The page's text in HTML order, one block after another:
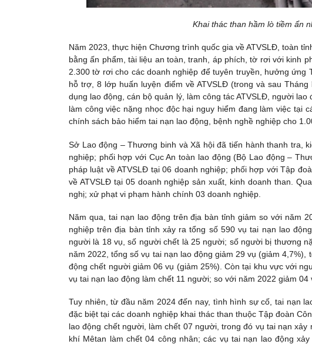
Khai thác than hầm lò tiềm ẩn
Năm 2023, thực hiện Chương trình quốc gia về ATVSLĐ, toàn
bằng ấn phẩm, tài liệu an toàn, tranh, áp phích, tờ rơi với kinh
2.300 tờ rơi cho các doanh nghiệp để tuyên truyền, hưởng
hỗ trợ, 8 lớp huấn luyện điểm về ATVSLĐ (trong và sau
dụng lao động, cán bộ quản lý, làm công tác ATVSLĐ, người
làm công việc nặng nhọc độc hại nguy hiểm đang làm việc tại
chính sách bảo hiểm tai nạn lao động, bệnh nghề nghiệp cho
Sở Lao động – Thương binh và Xã hội đã tiến hành thanh tra,
nghiệp; phối hợp với Cục An toàn lao động (Bộ Lao động –
pháp luật về ATVSLĐ tại 06 doanh nghiệp; phối hợp với Tập
về ATVSLĐ tại 05 doanh nghiệp sản xuất, kinh doanh than.
nghị; xử phạt vi phạm hành chính 03 doanh nghiệp.
Năm qua, tai nạn lao động trên địa bàn tỉnh giảm so với năm
nghiệp trên địa bàn tỉnh xảy ra tổng số 590 vụ tai nạn lao
người là 18 vụ, số người chết là 25 người; số người bị thương
năm 2022, tổng số vụ tai nạn lao động giảm 29 vụ (giảm
động chết người giảm 06 vụ (giảm 25%). Còn tại khu vực với
vụ tai nạn lao động làm chết 11 người; so với năm 2022 giảm
Tuy nhiên, từ đầu năm 2024 đến nay, tình hình sự cố, tai nạn
đặc biệt tại các doanh nghiệp khai thác than thuộc Tập đoàn
lao động chết người, làm chết 07 người, trong đó vụ tai nạn
khí Mêtan làm chết 04 công nhân; các vụ tai nạn lao động